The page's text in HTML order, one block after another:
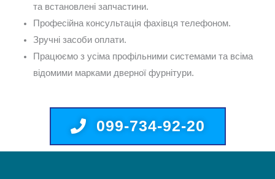
та встановлені запчастини.
Професійна консультація фахівця телефоном.
Зручні засоби оплати.
Працюємо з усіма профільними системами та всіма
відомими марками дверної фурнітури.
099-734-92-20